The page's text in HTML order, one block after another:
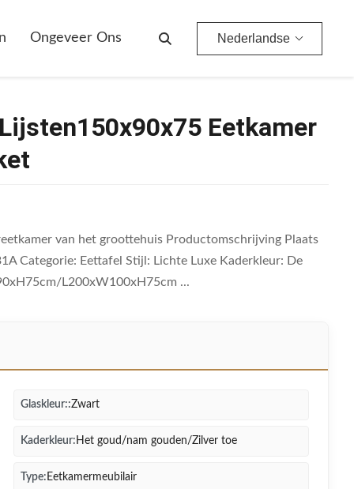
Ongeveer Ons Nederlandse
Eetkamer
van het groottehuis Productomschrijving Plaats
Categorie: Eettafel Stijl: Lichte Luxe Kaderkleur: De
L200xW100xH75cm ...
Glaskleur::Zwart
Kaderkleur: Het goud/nam gouden/Zilver toe
Type: Eetkamermeubilair